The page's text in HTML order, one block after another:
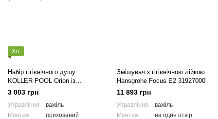
Хіт
Набір гігієнічного душу
KOLLER POOL Orion із
змішувачем, чорний матовий
(OR1001B)
3 003 грн
Управління
важіль
Монтаж
прихований
Змішувач з гігієнічною лійкою
Hansgrohe Focus E2 31927000
11 893 грн
Управління
важіль
Монтаж
на один отвір